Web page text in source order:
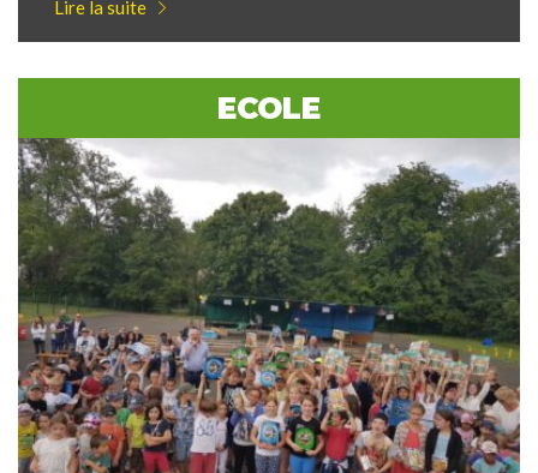
Lire la suite
ECOLE